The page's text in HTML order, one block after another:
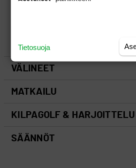
YLEISTÄ
VÄLINEET
MATKAILU
KILPAGOLF & HARJOITTELU
SÄÄNNÖT
Tietosuoja